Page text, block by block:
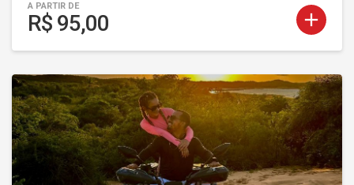
add
A PARTIR DE
R$ 95,00